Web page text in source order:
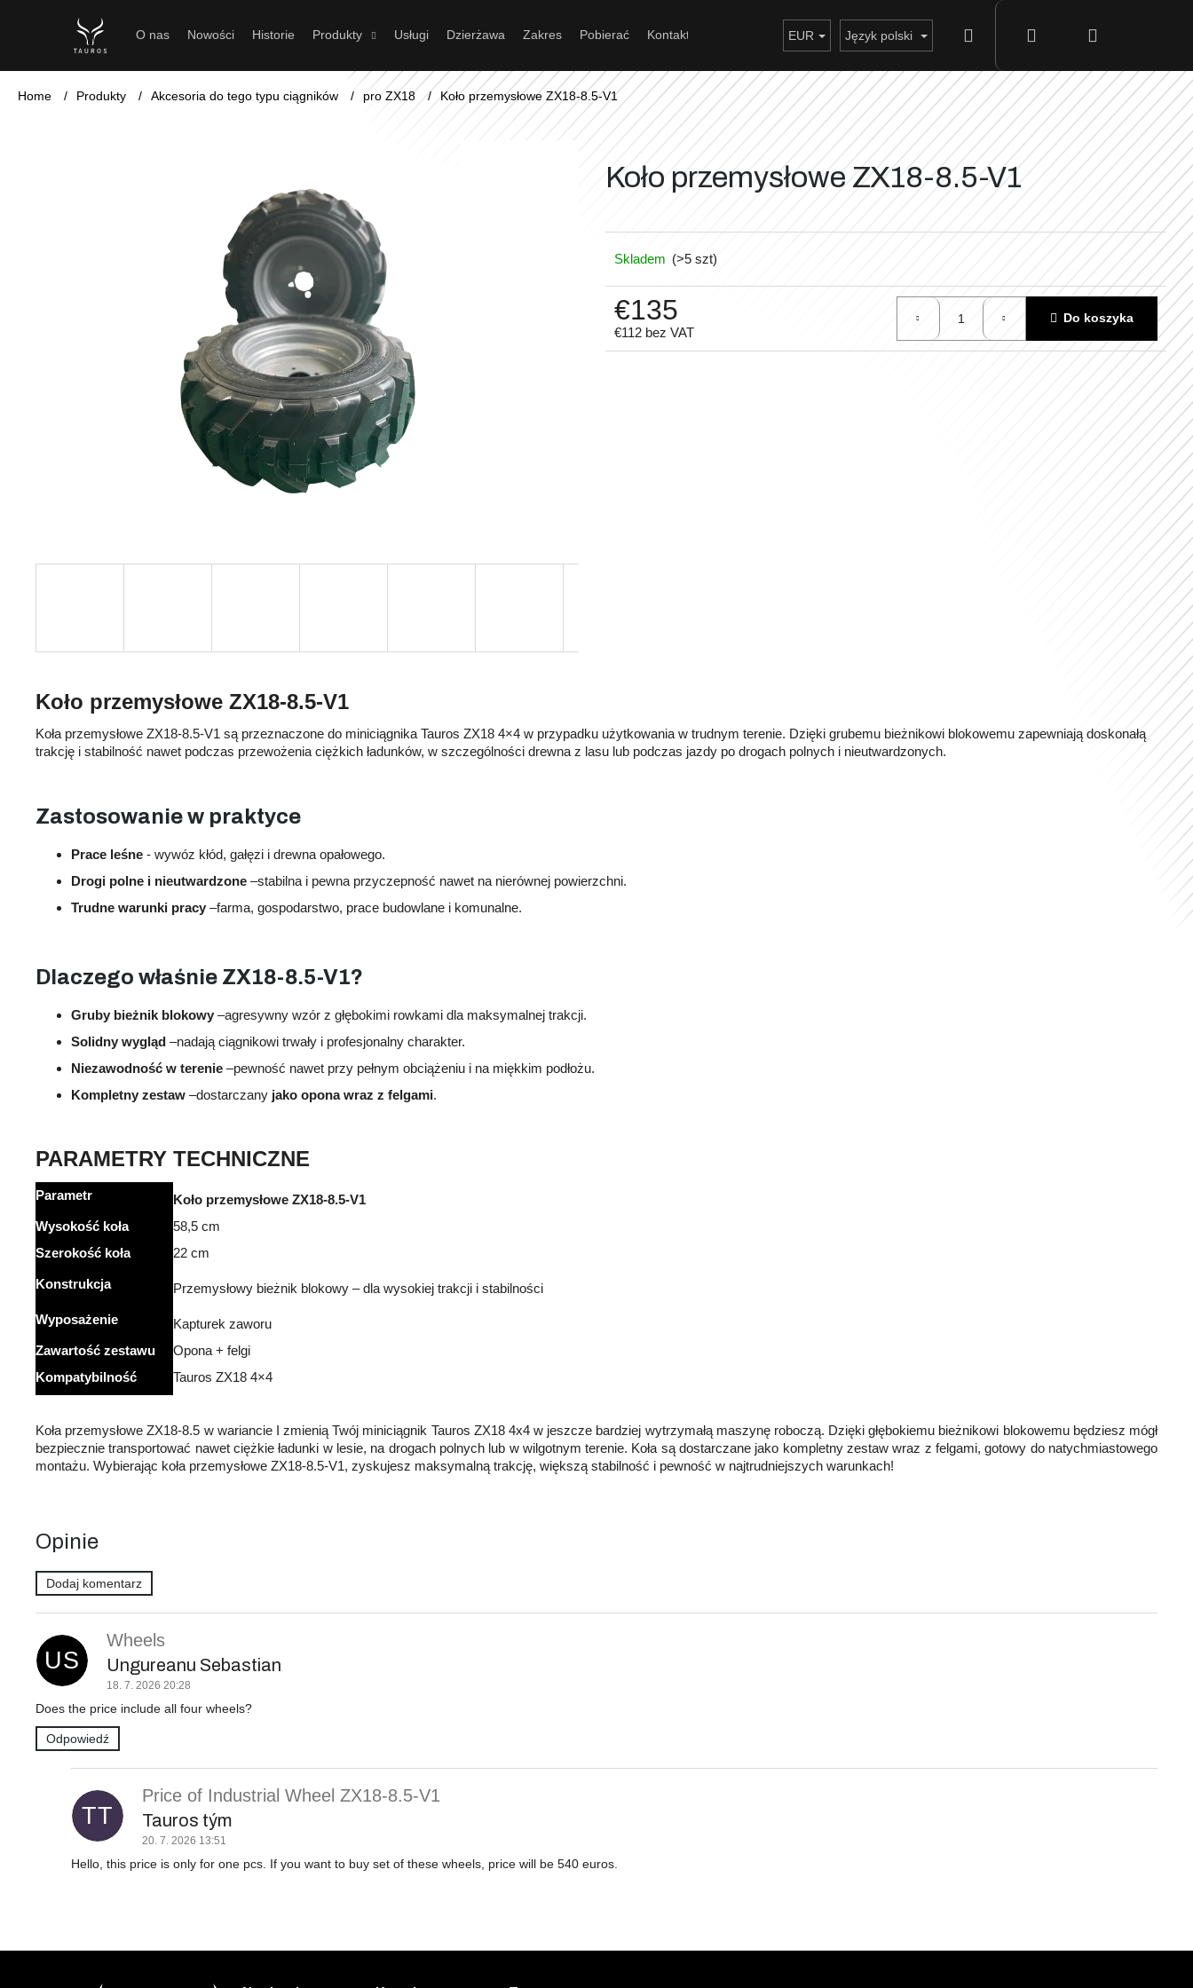
O nas Nowości Historie Produkty Usługi Dzierżawa Zakres Pobierać Kontakt EUR Język polski Zaloguj
się
Home / Produkty / Akcesoria do tego typu ciągników / pro ZX18 / Koło przemysłowe ZX18-8.5-V1
Koło przemysłowe ZX18-8.5-V1
Skladem (>5 szt)
€135
€112 bez VAT
Cena
Do koszyka
Koło przemysłowe ZX18-8.5-V1
Koła przemysłowe ZX18-8.5-V1 są przeznaczone do miniciągnika Tauros ZX18 4×4 w przypadku użytkowania w trudnym terenie. Dzięki grubemu bieżnikowi blokowemu zapewniają doskonałą
trakcję i stabilność nawet podczas przewożenia ciężkich ładunków, w szczególności drewna z lasu lub podczas jazdy po drogach polnych i nieutwardzonych.
Zastosowanie w praktyce
Prace leśne - wywóz kłód, gałęzi i drewna opałowego.
Drogi polne i nieutwardzone –stabilna i pewna przyczepność nawet na nierównej powierzchni.
Trudne warunki pracy –farma, gospodarstwo, prace budowlane i komunalne.
Dlaczego właśnie ZX18-8.5-V1?
Gruby bieżnik blokowy –agresywny wzór z głębokimi rowkami dla maksymalnej trakcji.
Solidny wygląd –nadają ciągnikowi trwały i profesjonalny charakter.
Niezawodność w terenie –pewność nawet przy pełnym obciążeniu i na miękkim podłożu.
Kompletny zestaw –dostarczany jako opona wraz z felgami.
PARAMETRY TECHNICZNE
Parametr
Koło przemysłowe ZX18-8.5-V1
Wysokość koła
58,5 cm
Szerokość koła 22 cm
Konstrukcja Przemysłowy bieżnik blokowy – dla wysokiej trakcji i stabilności
Wyposażenie
Kapturek zaworu
Zawartość zestawu
Opona + felgi
Kompatybilność
Tauros ZX18 4×4
Koła przemysłowe ZX18-8.5 w wariancie I zmienią Twój miniciągnik Tauros ZX18 4x4 w jeszcze bardziej wytrzymałą maszynę roboczą. Dzięki głębokiemu bieżnikowi blokowemu będziesz mógł
bezpiecznie transportować nawet ciężkie ładunki w lesie, na drogach polnych lub w wilgotnym terenie. Koła są dostarczane jako kompletny zestaw wraz z felgami, gotowy do natychmiastowego
montażu. Wybierając koła przemysłowe ZX18-8.5-V1, zyskujesz maksymalną trakcję, większą stabilność i pewność w najtrudniejszych warunkach!
Opinie
Dodaj komentarz
s
t
a
d
y
US
Wheels
Ungureanu Sebastian
18. 7. 2026 20:28
Does the price include all four wheels?
Odpowiedź
TT
Price of Industrial Wheel ZX18-8.5-V1
Tauros tým
20. 7. 2026 13:51
Hello, this price is only for one pcs. If you want to buy set of these wheels, price will be 540 euros.
Z
powrotem
Z
powrotem
Czego szukasz?
Szukaj